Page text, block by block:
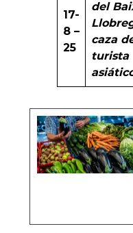
17-
8 –
25
del
caza
turista